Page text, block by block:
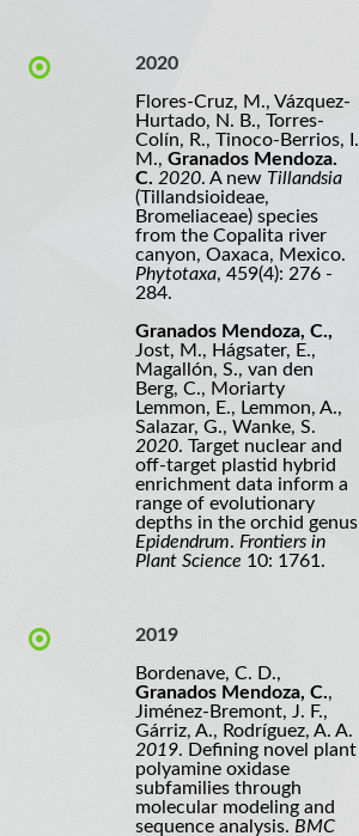
2020
Flores-Cruz, M., Vázquez-
Hurtado, N. B., Torres-
Colín, R., Tinoco-Berrios, I.
M., Granados Mendoza.
C. 2020. A new Tillandsia
(Tillandsioideae,
Bromeliaceae) species
from the Copalita river
canyon, Oaxaca, Mexico.
Phytotaxa, 459(4): 276 -
284.
Granados Mendoza, C.,
Jost, M., Hágsater, E.,
Magallón, S., van den
Berg, C., Moriarty
Lemmon, E., Lemmon, A.,
Salazar, G., Wanke, S.
2020. Target nuclear and
off-target plastid hybrid
enrichment data inform a
range of evolutionary
depths in the orchid genus
Epidendrum. Frontiers in
Plant Science 10: 1761.
2019
Bordenave, C. D.,
Granados Mendoza, C.,
Jiménez-Bremont, J. F.,
Gárriz, A., Rodríguez, A. A.
2019. Defining novel plant
polyamine oxidase
subfamilies through
molecular modeling and
sequence analysis. BMC